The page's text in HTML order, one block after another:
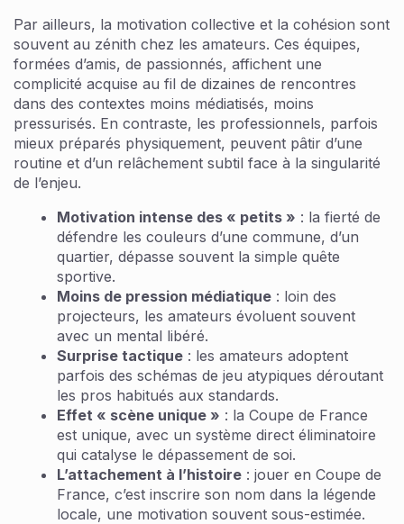
Par ailleurs, la motivation collective et la cohésion sont
souvent au zénith chez les amateurs. Ces équipes,
formées d’amis, de passionnés, affichent une
complicité acquise au fil de dizaines de rencontres
dans des contextes moins médiatisés, moins
pressurisés. En contraste, les professionnels, parfois
mieux préparés physiquement, peuvent pâtir d’une
routine et d’un relâchement subtil face à la singularité
de l’enjeu.
Motivation intense des « petits » : la fierté de
défendre les couleurs d’une commune, d’un
quartier, dépasse souvent la simple quête
sportive.
Moins de pression médiatique : loin des
projecteurs, les amateurs évoluent souvent
avec un mental libéré.
Surprise tactique : les amateurs adoptent
parfois des schémas de jeu atypiques déroutant
les pros habitués aux standards.
Effet « scène unique » : la Coupe de France
est unique, avec un système direct éliminatoire
qui catalyse le dépassement de soi.
L’attachement à l’histoire : jouer en Coupe de
France, c’est inscrire son nom dans la légende
locale, une motivation souvent sous-estimée.